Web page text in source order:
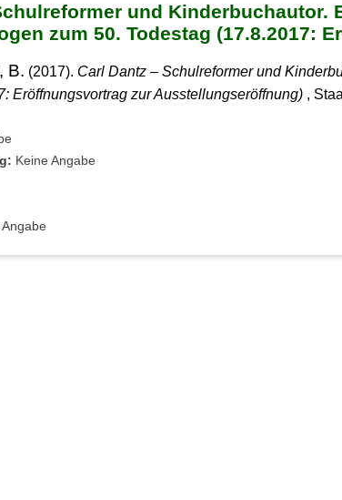
und Kinderbuchautor.
zum 50. Todestag (17.8.2017:
B. (2017). Carl Dantz – Schulreformer und
Eröffnungsvortrag zur Ausstellungseröffnung) ,
Keine Angabe
Angabe